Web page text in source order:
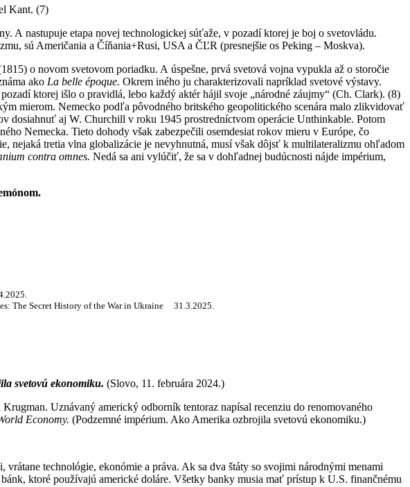
Kant. (7)
A nastupuje etapa novej technologickej súťaže, v pozadí ktorej je boj o svetovládu.
sú Američania a Číňania+Rusi, USA a ČĽR (presnejšie os Peking – Moskva).
o novom svetovom poriadku. A úspešne, prvá svetová vojna vypukla až o storočie
ako La belle époque. Okrem iného ju charakterizovali napríklad svetové výstavy.
ktorej išlo o pravidlá, lebo každý aktér hájil svoje „národné záujmy“ (Ch. Clark). (8)
mierom. Nemecko podľa pôvodného britského geopolitického scenára malo zlikvidovať
dosiahnuť aj W. Churchill v roku 1945 prostredníctvom operácie Unthinkable. Potom
Nemecka. Tieto dohody však zabezpečili osemdesiat rokov mieru v Európe, čo
tretia vlna globalizácie je nevyhnutná, musí však dôjsť k multilateralizmu ohľadom
contra omnes. Nedá sa ani vylúčiť, že sa v dohľadnej budúcnosti nájde impérium,
The Secret History of the War in Ukraine 31.3.2025.
svetovú ekonomiku. (Slovo, 11. februára 2024.)
Uznávaný americký odborník tentoraz napísal recenziu do renomovaného
Economy. (Podzemné impérium. Ako Amerika ozbrojila svetovú ekonomiku.)
technológie, ekonómie a práva. Ak sa dva štáty so svojimi národnými menami
ktoré používajú americké doláre. Všetky banky musia mať prístup k U.S. finančnému